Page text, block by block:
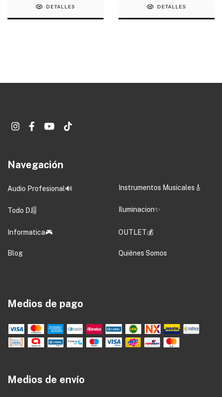
DETALLES DETALLES
Navegación
Audio Profesional🔊 Instrumentos Musicales🎸
Todo DJ🎚️ Iluminacion✨
Informatica🎮 OUTLET💰
Blog Quiénes Somos
Medios de pago
Medios de envío